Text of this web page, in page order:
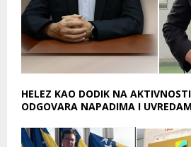
HELEZ KAO DODIK NA
ODGOVARA NAPADIMA I